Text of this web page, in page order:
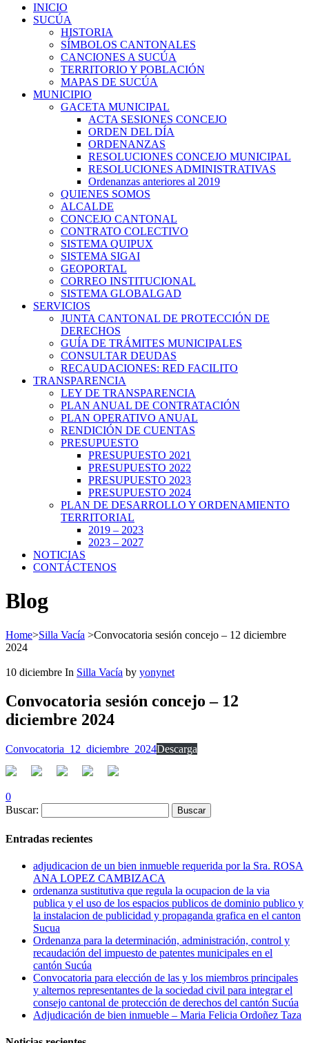
INICIO
SUCÚA
HISTORIA
SÍMBOLOS CANTONALES
CANCIONES A SUCÚA
TERRITORIO Y POBLACIÓN
MAPAS DE SUCÚA
MUNICIPIO
GACETA MUNICIPAL
ACTA SESIONES CONCEJO
ORDEN DEL DÍA
ORDENANZAS
RESOLUCIONES CONCEJO MUNICIPAL
RESOLUCIONES ADMINISTRATIVAS
Ordenanzas anteriores al 2019
QUIENES SOMOS
ALCALDE
CONCEJO CANTONAL
CONTRATO COLECTIVO
SISTEMA QUIPUX
SISTEMA SIGAI
GEOPORTAL
CORREO INSTITUCIONAL
SISTEMA GLOBALGAD
SERVICIOS
JUNTA CANTONAL DE PROTECCIÓN DE
DERECHOS
GUÍA DE TRÁMITES MUNICIPALES
CONSULTAR DEUDAS
RECAUDACIONES: RED FACILITO
TRANSPARENCIA
LEY DE TRANSPARENCIA
PLAN ANUAL DE CONTRATACIÓN
PLAN OPERATIVO ANUAL
RENDICIÓN DE CUENTAS
PRESUPUESTO
PRESUPUESTO 2021
PRESUPUESTO 2022
PRESUPUESTO 2023
PRESUPUESTO 2024
PLAN DE DESARROLLO Y ORDENAMIENTO
TERRITORIAL
2019 – 2023
2023 – 2027
NOTICIAS
CONTÁCTENOS
Blog
Home>Silla Vacía >Convocatoria sesión concejo – 12 diciembre
2024
10 diciembre In Silla Vacía by yonynet
Convocatoria sesión concejo – 12
diciembre 2024
Convocatoria_12_diciembre_2024Descarga
0
Buscar:
Entradas recientes
adjudicacion de un bien inmueble requerida por la Sra. ROSA
ANA LOPEZ CAMBIZACA
ordenanza sustitutiva que regula la ocupacion de la via
publica y el uso de los espacios publicos de dominio publico y
la instalacion de publicidad y propaganda grafica en el canton
Sucua
Ordenanza para la determinación, administración, control y
recaudación del impuesto de patentes municipales en el
cantón Sucúa
Convocatoria para elección de las y los miembros principales
y alternos representantes de la sociedad civil para integrar el
consejo cantonal de protección de derechos del cantón Sucúa
Adjudicación de bien inmueble – Maria Felicia Ordoñez Taza